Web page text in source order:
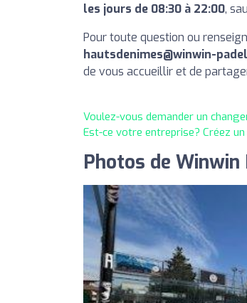
les jours de 08:30 à 22:00,
Pour toute question ou
hautsdenimes@winwin-
de vous accueillir et de
Voulez-vous demander un
Est-ce votre entreprise? Créez
Photos de Winwin